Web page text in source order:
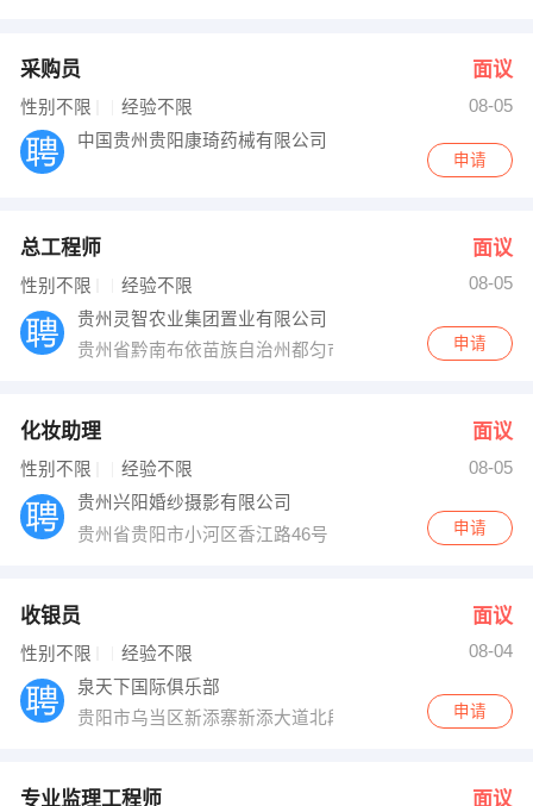
采购员 面议
性别不限 经验不限
08-05
中国贵州贵阳康琦药械有限公司
申请
总工程师 面议
性别不限 经验不限
08-05
贵州灵智农业集团置业有限公司
贵州省黔南布依苗族自治州都匀市斗篷山路317号灵智广
申请
化妆助理 面议
性别不限 经验不限
08-05
贵州兴阳婚纱摄影有限公司
贵州省贵阳市小河区香江路46号
申请
收银员 面议
性别不限 经验不限
08-04
泉天下国际俱乐部
贵阳市乌当区新添寨新添大道北段197号（万江大厦对面
申请
专业监理工程师 面议